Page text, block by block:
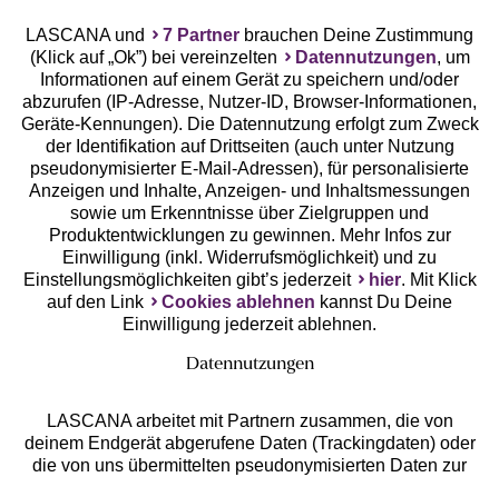
Geprüfte Sicherheit
Unsere Apps
Services
LASCANA und 7 Partner brauchen Deine Zustimmung
(Klick auf „Ok”) bei vereinzelten
Datennutzungen, um
Informationen auf einem Gerät zu speichern und/oder
abzurufen (IP-Adresse, Nutzer-ID, Browser-Informationen,
Geräte-Kennungen). Die Datennutzung erfolgt zum Zweck
der Identifikation auf Drittseiten (auch unter Nutzung
pseudonymisierter E-Mail-Adressen), für personalisierte
Anzeigen und Inhalte, Anzeigen- und Inhaltsmessungen
sowie um Erkenntnisse über Zielgruppen und
Produktentwicklungen zu gewinnen. Mehr Infos zur
Einwilligung (inkl. Widerrufsmöglichkeit) und zu
Einstellungsmöglichkeiten gibt’s jederzeit
hier. Mit Klick
auf den Link
Cookies ablehnen kannst Du Deine
Einwilligung jederzeit ablehnen.
Datennutzungen
LASCANA arbeitet mit Partnern zusammen, die von
deinem Endgerät abgerufene Daten (Trackingdaten) oder
die von uns übermittelten pseudonymisierten Daten zur